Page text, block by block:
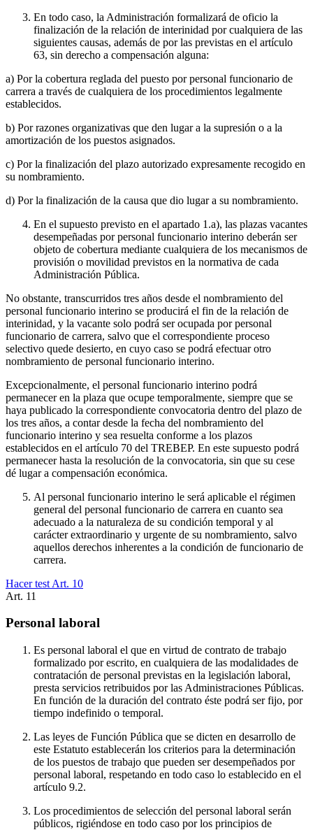
En todo caso, la Administración formalizará de oficio la
finalización de la relación de interinidad por cualquiera de las
siguientes causas, además de por las previstas en el artículo
63, sin derecho a compensación alguna:
a) Por la cobertura reglada del puesto por personal funcionario de
carrera a través de cualquiera de los procedimientos legalmente
establecidos.
b) Por razones organizativas que den lugar a la supresión o a la
amortización de los puestos asignados.
c) Por la finalización del plazo autorizado expresamente recogido en
su nombramiento.
d) Por la finalización de la causa que dio lugar a su nombramiento.
En el supuesto previsto en el apartado 1.a), las plazas vacantes
desempeñadas por personal funcionario interino deberán ser
objeto de cobertura mediante cualquiera de los mecanismos de
provisión o movilidad previstos en la normativa de cada
Administración Pública.
No obstante, transcurridos tres años desde el nombramiento del
personal funcionario interino se producirá el fin de la relación de
interinidad, y la vacante solo podrá ser ocupada por personal
funcionario de carrera, salvo que el correspondiente proceso
selectivo quede desierto, en cuyo caso se podrá efectuar otro
nombramiento de personal funcionario interino.
Excepcionalmente, el personal funcionario interino podrá
permanecer en la plaza que ocupe temporalmente, siempre que se
haya publicado la correspondiente convocatoria dentro del plazo de
los tres años, a contar desde la fecha del nombramiento del
funcionario interino y sea resuelta conforme a los plazos
establecidos en el artículo 70 del TREBEP. En este supuesto podrá
permanecer hasta la resolución de la convocatoria, sin que su cese
dé lugar a compensación económica.
Al personal funcionario interino le será aplicable el régimen
general del personal funcionario de carrera en cuanto sea
adecuado a la naturaleza de su condición temporal y al
carácter extraordinario y urgente de su nombramiento, salvo
aquellos derechos inherentes a la condición de funcionario de
carrera.
Hacer test Art. 10
Art. 11
Personal laboral
Es personal laboral el que en virtud de contrato de trabajo
formalizado por escrito, en cualquiera de las modalidades de
contratación de personal previstas en la legislación laboral,
presta servicios retribuidos por las Administraciones Públicas.
En función de la duración del contrato éste podrá ser fijo, por
tiempo indefinido o temporal.
Las leyes de Función Pública que se dicten en desarrollo de
este Estatuto establecerán los criterios para la determinación
de los puestos de trabajo que pueden ser desempeñados por
personal laboral, respetando en todo caso lo establecido en el
artículo 9.2.
Los procedimientos de selección del personal laboral serán
públicos, rigiéndose en todo caso por los principios de